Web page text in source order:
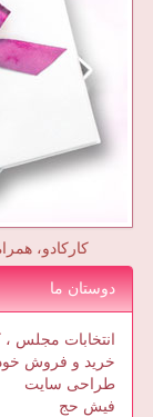
کارکادو،
دوستان ما
انتخابات مجلس
خرید و فروش
طراحی سایت
فیش حج